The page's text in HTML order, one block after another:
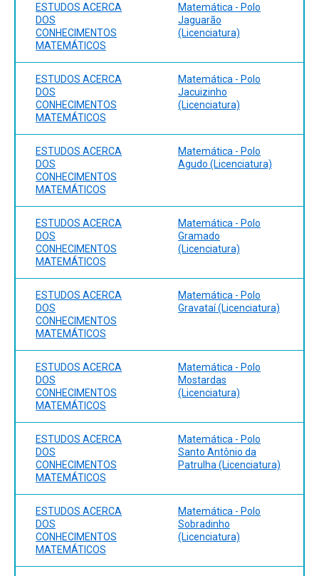
ESTUDOS ACERCA
DOS
CONHECIMENTOS
MATEMÁTICOS
Matemática - Polo
Jaguarão
(Licenciatura)
ESTUDOS ACERCA
DOS
CONHECIMENTOS
MATEMÁTICOS
Matemática - Polo
Jacuizinho
(Licenciatura)
ESTUDOS ACERCA
DOS
CONHECIMENTOS
MATEMÁTICOS
Matemática - Polo
Agudo (Licenciatura)
ESTUDOS ACERCA
DOS
CONHECIMENTOS
MATEMÁTICOS
Matemática - Polo
Gramado
(Licenciatura)
ESTUDOS ACERCA
DOS
CONHECIMENTOS
MATEMÁTICOS
Matemática - Polo
Gravataí (Licenciatura)
ESTUDOS ACERCA
DOS
CONHECIMENTOS
MATEMÁTICOS
Matemática - Polo
Mostardas
(Licenciatura)
ESTUDOS ACERCA
DOS
CONHECIMENTOS
MATEMÁTICOS
Matemática - Polo
Santo Antônio da
Patrulha (Licenciatura)
ESTUDOS ACERCA
DOS
CONHECIMENTOS
MATEMÁTICOS
Matemática - Polo
Sobradinho
(Licenciatura)